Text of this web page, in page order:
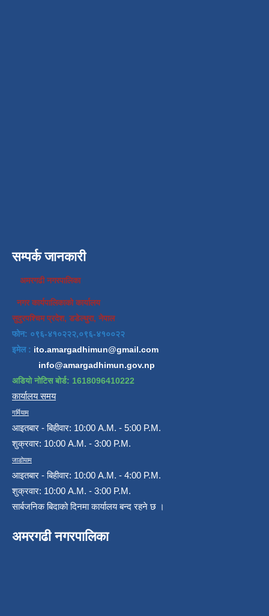
सम्पर्क जानकारी
अमरगढी नगरपालिका
नगर कार्यपालिकाको कार्यालय
सुदुरपश्चिम प्रदेश, डडेल्धुरा, नेपाल
फोन: ०९६-४१०२२२,०९६-४१००२२
इमेल : ito.amargadhimun@gmail.com
info@amargadhimun.gov.np
अडियो नोटिस बोर्ड: 1618096410222
कार्यालय समय
गर्मियाम
आइतबार - बिहीवार: 10:00 A.M. - 5:00 P.M.
शुक्रवार: 10:00 A.M. - 3:00 P.M.
जाडोयाम
आइतबार - बिहीवार: 10:00 A.M. - 4:00 P.M.
शुक्रवार: 10:00 A.M. - 3:00 P.M.
सार्बजनिक बिदाको दिनमा कार्यालय बन्द रहने छ ।
अमरगढी नगरपालिका